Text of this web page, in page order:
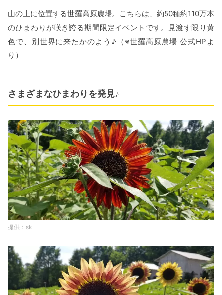
山の上に位置する世羅高原農場。こちらは、約50種約110万本
のひまわりが咲き誇る期間限定イベントです。見渡す限り黄
色で、別世界に来たかのよう♪（※世羅高原農場 公式HPよ
り）
さまざまなひまわりを発見♪
sk